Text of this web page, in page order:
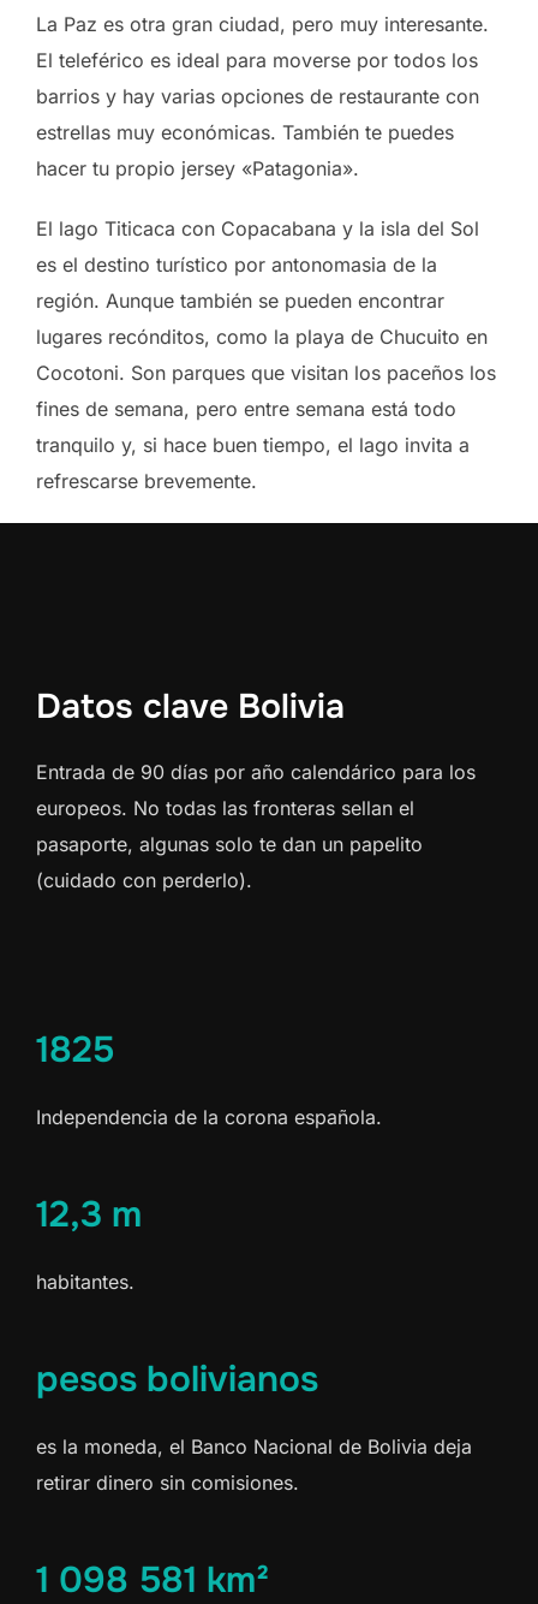
La Paz es otra gran ciudad, pero muy interesante.
El teleférico es ideal para moverse por todos los
barrios y hay varias opciones de restaurante con
estrellas muy económicas. También te puedes
hacer tu propio jersey «Patagonia».
El lago Titicaca con Copacabana y la isla del Sol
es el destino turístico por antonomasia de la
región. Aunque también se pueden encontrar
lugares recónditos, como la playa de Chucuito en
Cocotoni. Son parques que visitan los paceños los
fines de semana, pero entre semana está todo
tranquilo y, si hace buen tiempo, el lago invita a
refrescarse brevemente.
Datos clave Bolivia
Entrada de 90 días por año calendárico para los
europeos. No todas las fronteras sellan el
pasaporte, algunas solo te dan un papelito
(cuidado con perderlo).
1825
Independencia de la corona española.
12,3 m
habitantes.
pesos bolivianos
es la moneda, el Banco Nacional de Bolivia deja
retirar dinero sin comisiones.
1 098 581 km²